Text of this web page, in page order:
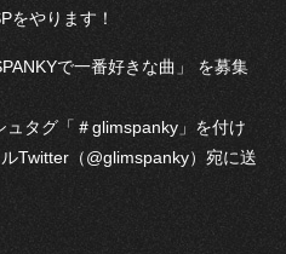
をやります！
で一番好きな曲」 を募集
タグ「＃glimspanky」を付け
Twitter（@glimspanky）宛に送